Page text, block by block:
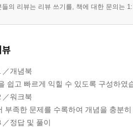
들의 리뷰는 리뷰 쓰기를, 책에 대한 문의는
／개념북
쉽고 빠르게 익힐 수 있도록 구성하였
／워크북
부족한 문제를 수록하여 개념을 충분
／정답 및 풀이